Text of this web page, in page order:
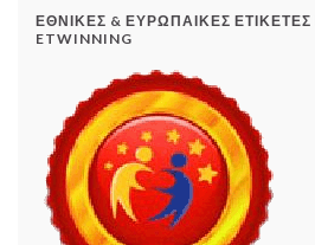
ΕΘΝΙΚΈΣ & ΕΥΡΩΠΑΙΚΈΣ
ETWINNING